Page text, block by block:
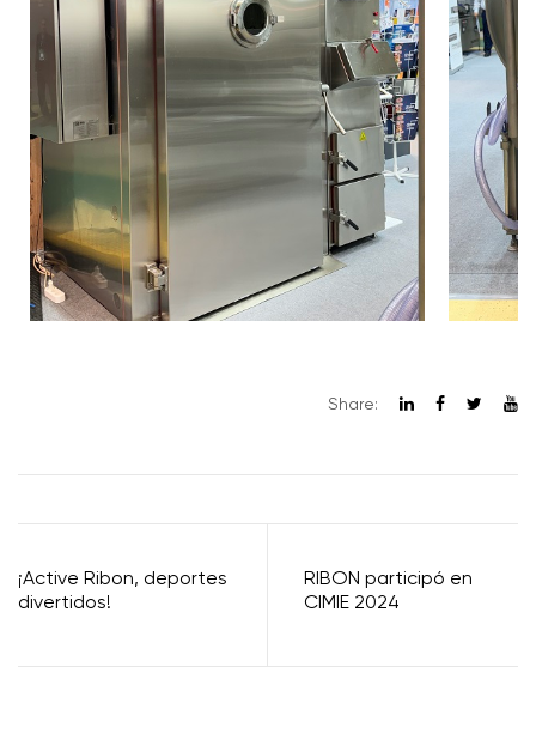
Share:
¡Active Ribon, deportes
divertidos!
RIBON participó en
CIMIE 2024